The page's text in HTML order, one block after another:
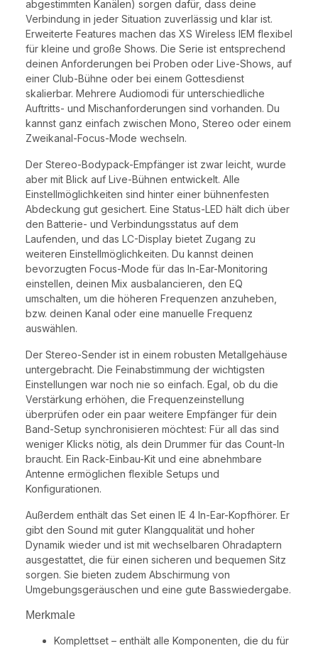
abgestimmten Kanälen) sorgen dafür, dass deine
Verbindung in jeder Situation zuverlässig und klar ist.
Erweiterte Features machen das XS Wireless IEM flexibel
für kleine und große Shows. Die Serie ist entsprechend
deinen Anforderungen bei Proben oder Live-Shows, auf
einer Club-Bühne oder bei einem Gottesdienst
skalierbar. Mehrere Audiomodi für unterschiedliche
Auftritts- und Mischanforderungen sind vorhanden. Du
kannst ganz einfach zwischen Mono, Stereo oder einem
Zweikanal-Focus-Mode wechseln.
Der Stereo-Bodypack-Empfänger ist zwar leicht, wurde
aber mit Blick auf Live-Bühnen entwickelt. Alle
Einstellmöglichkeiten sind hinter einer bühnenfesten
Abdeckung gut gesichert. Eine Status-LED hält dich über
den Batterie- und Verbindungsstatus auf dem
Laufenden, und das LC-Display bietet Zugang zu
weiteren Einstellmöglichkeiten. Du kannst deinen
bevorzugten Focus-Mode für das In-Ear-Monitoring
einstellen, deinen Mix ausbalancieren, den EQ
umschalten, um die höheren Frequenzen anzuheben,
bzw. deinen Kanal oder eine manuelle Frequenz
auswählen.
Der Stereo-Sender ist in einem robusten Metallgehäuse
untergebracht. Die Feinabstimmung der wichtigsten
Einstellungen war noch nie so einfach. Egal, ob du die
Verstärkung erhöhen, die Frequenzeinstellung
überprüfen oder ein paar weitere Empfänger für dein
Band-Setup synchronisieren möchtest: Für all das sind
weniger Klicks nötig, als dein Drummer für das Count-In
braucht. Ein Rack-Einbau-Kit und eine abnehmbare
Antenne ermöglichen flexible Setups und
Konfigurationen.
Außerdem enthält das Set einen IE 4 In-Ear-Kopfhörer. Er
gibt den Sound mit guter Klangqualität und hoher
Dynamik wieder und ist mit wechselbaren Ohradaptern
ausgestattet, die für einen sicheren und bequemen Sitz
sorgen. Sie bieten zudem Abschirmung von
Umgebungsgeräuschen und eine gute Basswiedergabe.
Merkmale
Komplettset – enthält alle Komponenten, die du für